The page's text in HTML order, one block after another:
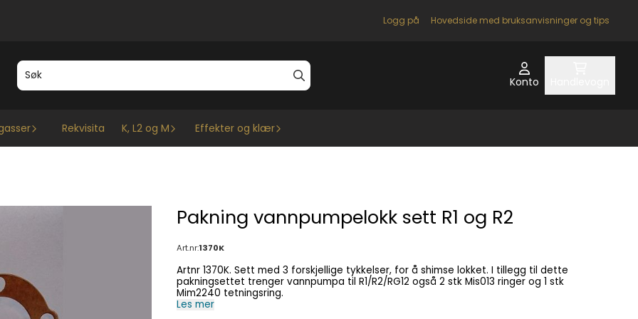
Logg på Hovedside med bruksanvisninger og tips
Konto
Rekvisita K, L2 og M Effekter og klær
Pakning vannpumpelokk sett R1 og R2
Art.nr:1370K
Artnr 1370K. Sett med 3 forskjellige tykkelser, for å shimse lokket. I tillegg til dette
pakningsettet trenger vannpumpa til R1/R2/RG12 også 2 stk Mis013 ringer og 1 stk
Mim2240 tetningsring.
Les mer